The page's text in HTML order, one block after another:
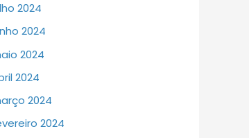
2024
2024
2024
2024
2024
2024